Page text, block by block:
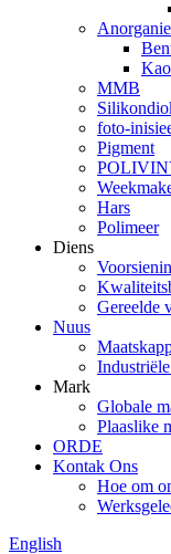
MMB
foto-
Pigment
Hars
Polimeer
Diens
Gereelde
Nuus
Mark
Globale
Plaaslike
ORDE
Kontak Ons
Hoe om
English